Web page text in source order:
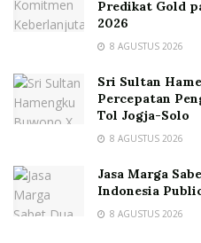
Predikat Gold
2026
8 AGUSTUS 2026
Sri Sultan
Percepatan
Tol Jogja-Solo
8 AGUSTUS 2026
Jasa Marga
Indonesia
8 AGUSTUS 2026